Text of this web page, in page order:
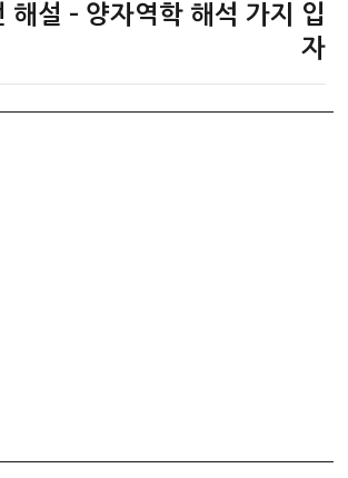
설 – 양자역학 해석 가지 입
자